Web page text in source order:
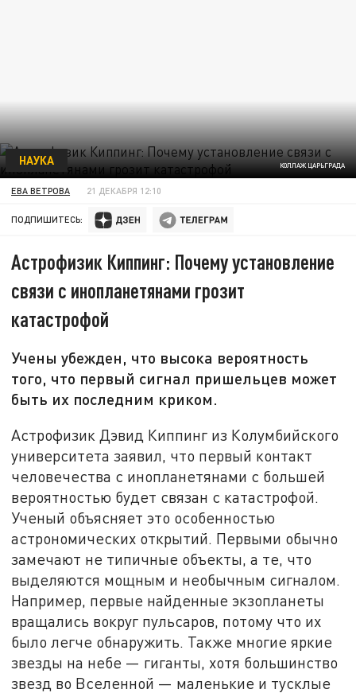
КОЛЛАЖ ЦАРЬГРАДА
НАУКА
ЕВА ВЕТРОВА 21 ДЕКАБРЯ 12:10
ПОДПИШИТЕСЬ:
Астрофизик Киппинг: Почему установление
связи с инопланетянами грозит
катастрофой
Учены убежден, что высока вероятность
того, что первый сигнал пришельцев может
быть их последним криком.
Астрофизик Дэвид Киппинг из Колумбийского
университета заявил, что первый контакт
человечества с инопланетянами с большей
вероятностью будет связан с катастрофой.
Ученый объясняет это особенностью
астрономических открытий. Первыми обычно
замечают не типичные объекты, а те, что
выделяются мощным и необычным сигналом.
Например, первые найденные экзопланеты
вращались вокруг пульсаров, потому что их
было легче обнаружить. Также многие яркие
звезды на небе — гиганты, хотя большинство
звезд во Вселенной — маленькие и тусклые